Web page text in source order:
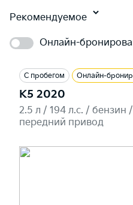
Рекомендуемое
Онлайн-
С пробегом Онлайн-
K5 2020
2.5 л / 194 л.c. / бензин
передний привод